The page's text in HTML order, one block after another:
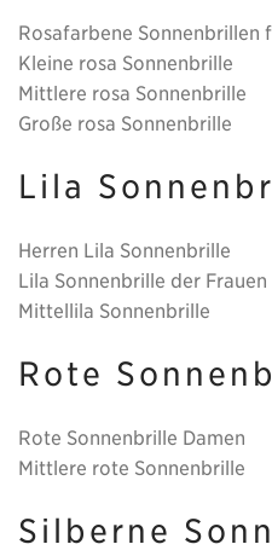
Rosafarbene Sonnenbrillen
Kleine rosa Sonnenbrille
Mittlere rosa Sonnenbrille
Große rosa Sonnenbrille
Lila
Herren Lila Sonnenbrille
Lila Sonnenbrille der Frauen
Mittellila Sonnenbrille
Rote
Rote Sonnenbrille Damen
Mittlere rote Sonnenbrille
Silberne